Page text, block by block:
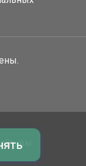
вы